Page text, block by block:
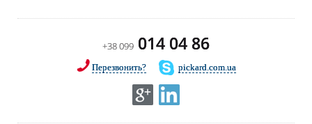
+38 099 014 04 86
Перезвонить? pickard.com.ua